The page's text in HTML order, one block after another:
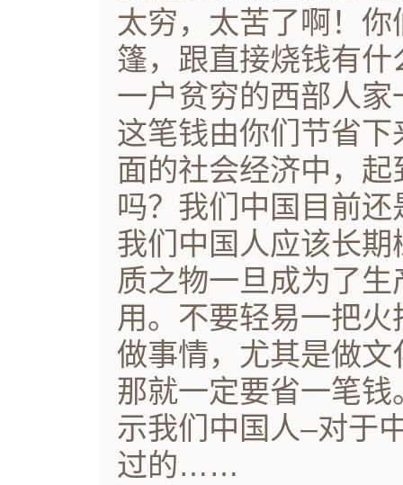
太穷，太苦了啊！
篷，跟直接烧钱有
一户贫穷的西部人
这笔钱由你们节省
面的社会经济中，
吗？我们中国目前
我们中国人应该长
质之物一旦成为了
用。不要轻易一把
做事情，尤其是做
那就一定要省一笔
示我们中国人–对于
过的……